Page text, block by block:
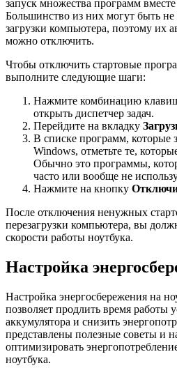
запуск множества программ
Большинство из них могут быть
загрузки компьютера, поэтому их
можно отключить.
Чтобы отключить стартовые
выполните следующие шаги:
Нажмите комбинацию
открыть диспетчер задач.
Перейдите на вкладку
В списке программ, которые
Windows, отметьте те,
Обычно это программы,
часто или вообще не
Нажмите на кнопку
После отключения ненужных
перезагрузки компьютера, вы
скорости работы ноутбука.
Настройка
Настройка энергосбережения на
позволяет продлить время работы
аккумулятора и снизить
представлены полезные советы и
оптимизировать
ноутбука.